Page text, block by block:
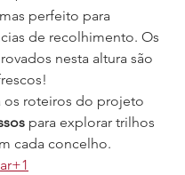
perfeito para
de recolhimento. Os
nesta altura são
os roteiros do projeto
para explorar trilhos
cada concelho.